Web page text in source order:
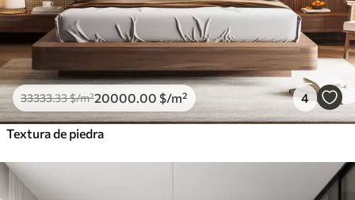
33333.33$/m²20000 .00 $/m² 4
Textura de piedra